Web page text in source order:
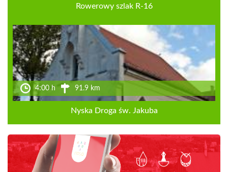
Rowerowy szlak R-16
4:00 h 91.9 km
Nyska Droga św. Jakuba